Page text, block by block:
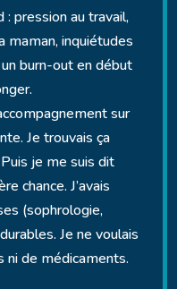
pression au travail,
maman, inquiétudes
burn-out en début
sur
Je trouvais ça
je me suis dit
chance. J’avais
(sophrologie,
Je ne voulais
ni de médicaments.